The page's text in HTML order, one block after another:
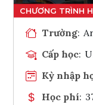
Trường:
Cấp học:
Kỳ nhập
Học phí: